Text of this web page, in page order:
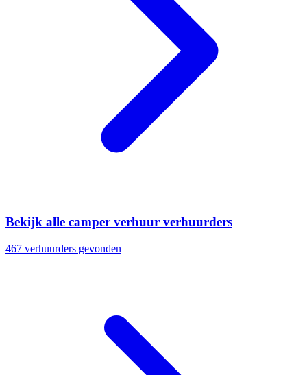
Bekijk alle camper verhuur verhuurders
467 verhuurders gevonden